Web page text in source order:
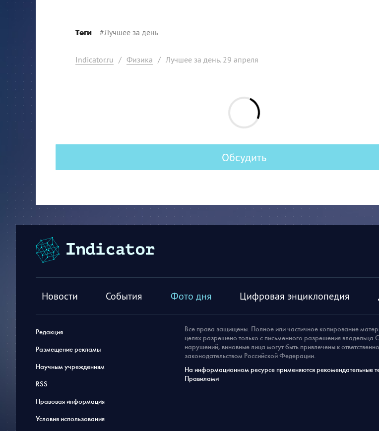
Теги #Лучшее за день
Indicator.ru / Физика / Лучшее за день. 29 апреля
Обсудить
Новости События Фото дня Цифровая энциклопедия
Редакция
Размещение рекламы
Научным учреждениям
RSS
Правовая информация
Условия использования
Все права защищены. Полное или частичное копирование
целях разрешено только с письменного разрешения владельца
нарушений, виновные лица могут быть привлечены к
законодательством Российской Федерации.
На информационном ресурсе применяются рекомендательные
Правилами